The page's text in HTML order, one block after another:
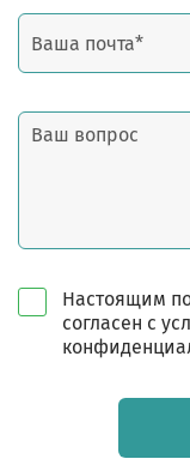
Настоящим
согласен с